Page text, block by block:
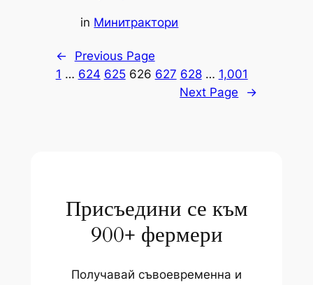
in Минитрактори
←
Previous Page
1 … 624 625 626 627 628 … 1,001
Next Page
→
Присъедини се към
900+ фермери
Получавай съвоевременна и